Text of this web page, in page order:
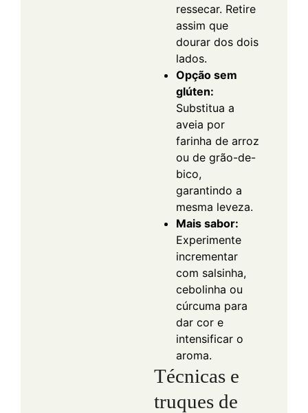
ressecar. Retire
assim que
dourar dos dois
lados.
Opção sem
glúten:
Substitua a
aveia por
farinha de arroz
ou de grão-de-
bico,
garantindo a
mesma leveza.
Mais sabor:
Experimente
incrementar
com salsinha,
cebolinha ou
cúrcuma para
dar cor e
intensificar o
aroma.
Técnicas e
truques de